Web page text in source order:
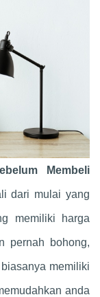
Membeli
dari mulai yang
memiliki harga
pernah bohong,
memiliki
anda